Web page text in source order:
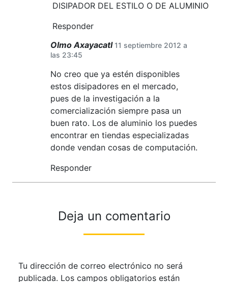
DISIPADOR DEL ESTILO O DE ALUMINIO
Responder
Olmo Axayacatl 11 septiembre 2012 a
las 23:45
No creo que ya estén disponibles
estos disipadores en el mercado,
pues de la investigación a la
comercialización siempre pasa un
buen rato. Los de aluminio los puedes
encontrar en tiendas especializadas
donde vendan cosas de computación.
Responder
Deja un comentario
Tu dirección de correo electrónico no será
publicada. Los campos obligatorios están